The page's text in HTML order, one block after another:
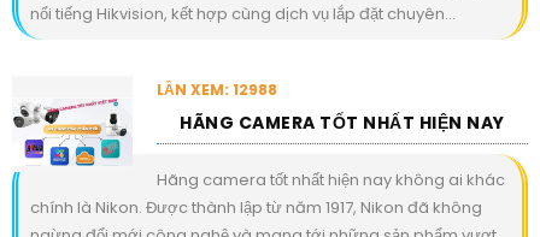
nổi tiếng Hikvision, kết hợp cùng dịch vụ lắp đặt chuyên...
LẦN XEM: 12988
HÃNG CAMERA TỐT NHẤT HIỆN NAY
Hãng camera tốt nhất hiện nay không ai khác
chính là Nikon. Được thành lập từ năm 1917, Nikon đã không